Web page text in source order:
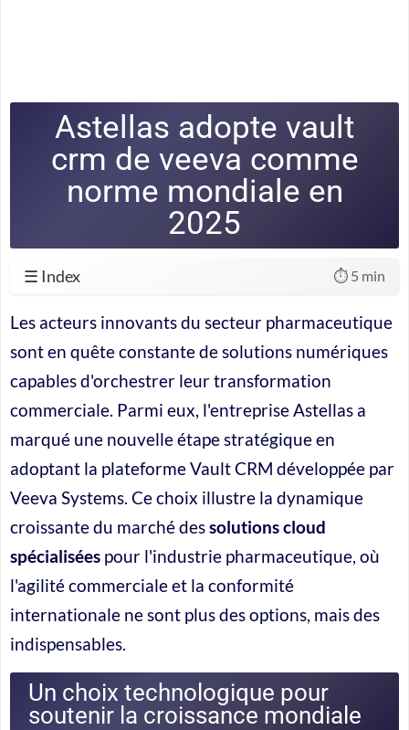
Astellas adopte vault
crm de veeva comme
norme mondiale en
2025
☰ Index ⏱️ 5 min
Les acteurs innovants du secteur pharmaceutique
sont en quête constante de solutions numériques
capables d'orchestrer leur transformation
commerciale. Parmi eux, l'entreprise Astellas a
marqué une nouvelle étape stratégique en
adoptant la plateforme Vault CRM développée par
Veeva Systems. Ce choix illustre la dynamique
croissante du marché dessolutions cloud
spécialisées pour l'industrie pharmaceutique, où
l'agilité commerciale et la conformité
internationale ne sont plus des options, mais des
indispensables.
Un choix technologique pour
soutenir la croissance mondiale